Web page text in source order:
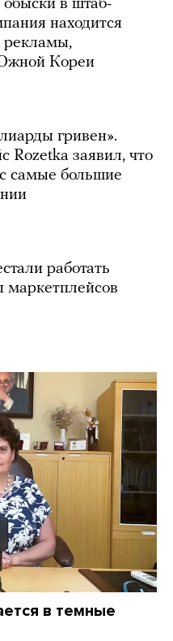
в штаб-
находится
рекламы,
Кореи
гривен».
Rozetka заявил, что
самые большие
работать
маркетплейсов
в темные